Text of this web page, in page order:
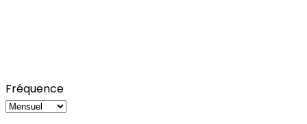
Fréquence